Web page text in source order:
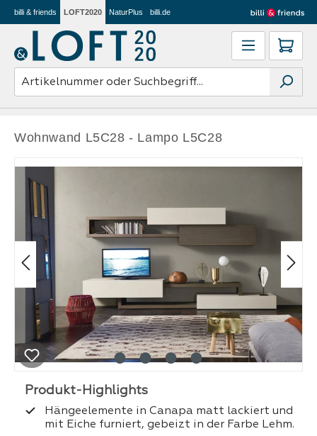
Zum Hauptinhalt springen
billi & friends LOFT2020 NaturPlus billi.de
Bildergalerie überspringen
Wohnwand L5C28 - Lampo L5C28
Hängeelemente in Canapa matt lackiert und
mit Eiche furniert, gebeizt in der Farbe Lehm.